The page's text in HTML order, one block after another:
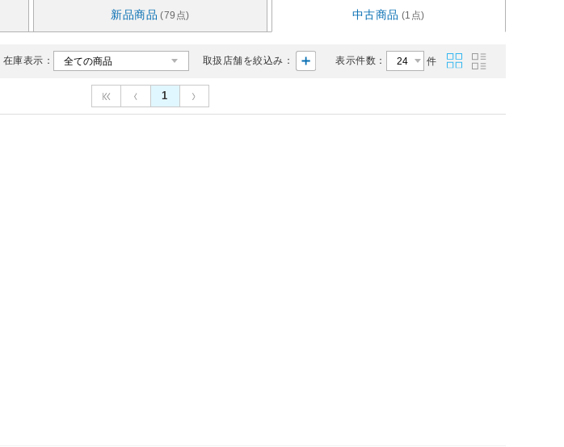
新品商品 (79点) 中古商品 (1点)
在庫表示： 表示件数： 件
取扱店舗を絞込み：
1